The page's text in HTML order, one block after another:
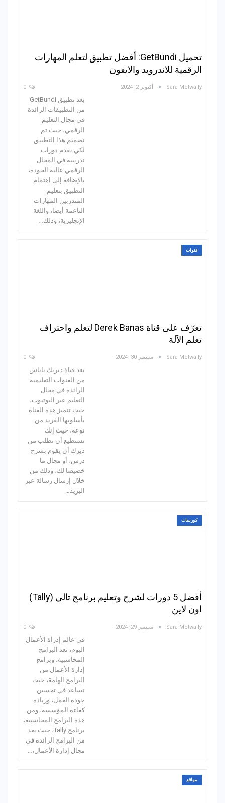
تحميل GetBundi: أفضل تطبيق لتعلم المهارات
الرقمية للاندرويد والايفون
Sara Metwally أكتوبر 2, 2024
يعد تطبيق GetBundi
من التطبيقات الرائدة
في مجال التعليم
الرقمي، حيث تم
تصميم هذا التطبيق
لكي يقدم دورات
تدريبية في المجال
الرقمي عالية الجودة،
بالإضافة إلى اهتمام
التطبيق بتعليم
المتدربين المهارات
الناعمة أيضا، واللغة
الإنجليزية، وذلك…
قنوات
تعرّف على قناة Derek Banas لتعلم واحتراف
تعلم الآلة
Sara Metwally سبتمبر 30, 2024
تعد قناة ديريك باناس
من القنوات التعليمية
الرائدة في مجال
التعليم عبر اليوتيوب،
حيث تتميز هذه القناة
بأسلوبها الفريد من
نوعه، حيث إنك
تستطيع أن تطلب من
ديرك أن يقوم بشرح
درس، أو مجال ما
خصيصا لك، وذلك من
خلال إرسال رسالة عبر
البريد…
كورسات
أفضل 5 دورات لشرح وتعليم برنامج تالي (Tally)
اون لاين
Sara Metwally سبتمبر 29, 2024
في عالم إدراة الأعمال
اليوم، تعد البرامج
المحاسبية، وبرامج
إدارة الأعمال من
البرامج الهامة، حيث
تساعد في تحسين
جودة العمل، وزيادة
كفاءة المؤسسة، ومن
هذه البرامج المحاسبية،
برنامج Tally، حيث يعد
من البرامج الرائدة في
مجال إدارة الأعمال،…
مواقع